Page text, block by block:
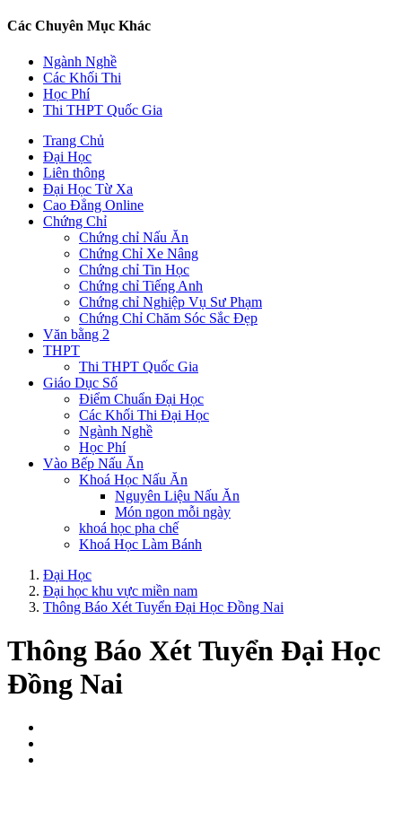
Các Chuyên Mục Khác
Ngành Nghề
Các Khối Thi
Học Phí
Thi THPT Quốc Gia
Trang Chủ
Đại Học
Liên thông
Đại Học Từ Xa
Cao Đẳng Online
Chứng Chỉ
Chứng chỉ Nấu Ăn
Chứng Chỉ Xe Nâng
Chứng chỉ Tin Học
Chứng chỉ Tiếng Anh
Chứng chỉ Nghiệp Vụ Sư Phạm
Chứng Chỉ Chăm Sóc Sắc Đẹp
Văn bằng 2
THPT
Thi THPT Quốc Gia
Giáo Dục Số
Điểm Chuẩn Đại Học
Các Khối Thi Đại Học
Ngành Nghề
Học Phí
Vào Bếp Nấu Ăn
Khoá Học Nấu Ăn
Nguyên Liệu Nấu Ăn
Món ngon mỗi ngày
khoá học pha chế
Khoá Học Làm Bánh
Đại Học
Đại học khu vực miền nam
Thông Báo Xét Tuyển Đại Học Đồng Nai
Thông Báo Xét Tuyển Đại Học
Đồng Nai